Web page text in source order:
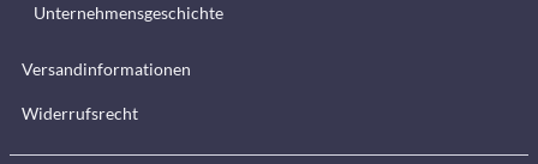
Unternehmensgeschichte
Versandinformationen
Widerrufsrecht